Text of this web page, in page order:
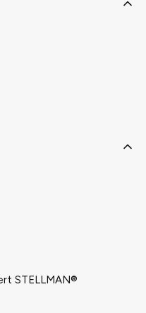
STELLMAN®